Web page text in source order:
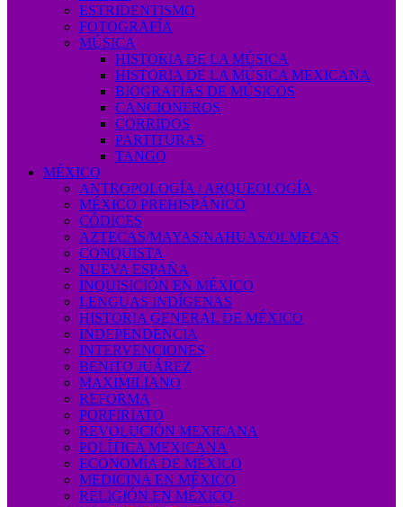
ESTRIDENTISMO
FOTOGRAFÍA
MÚSICA
HISTORIA DE LA MÚSICA
HISTORIA DE LA MÚSICA MEXICANA
BIOGRAFÍAS DE MÚSICOS
CANCIONEROS
CORRIDOS
PARTITURAS
TANGO
MÉXICO
ANTROPOLOGÍA / ARQUEOLOGÍA
MÉXICO PREHISPÁNICO
CÓDICES
AZTECAS/MAYAS/NAHUAS/OLMECAS
CONQUISTA
NUEVA ESPAÑA
INQUISICIÓN EN MÉXICO
LENGUAS INDÍGENAS
HISTORIA GENERAL DE MÉXICO
INDEPENDENCIA
INTERVENCIONES
BENITO JUÁREZ
MAXIMILIANO
REFORMA
PORFIRIATO
REVOLUCIÓN MEXICANA
POLÍTICA MEXICANA
ECONOMÍA DE MÉXICO
MEDICINA EN MÉXICO
RELIGIÓN EN MÉXICO